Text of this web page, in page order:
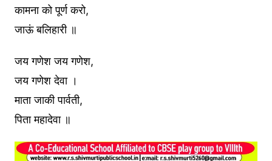
कामना को पूर्ण करो,
जाऊं बलिहारी ॥
जय गणेश जय गणेश,
जय गणेश देवा ।
माता जाकी पार्वती,
पिता महादेवा ॥